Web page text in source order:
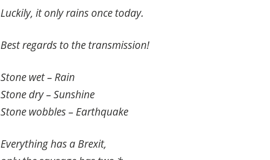
Luckily, it only rains once today.
Best regards to the transmission!
Stone wet – Rain
Stone dry – Sunshine
Stone wobbles – Earthquake
Everything has a Brexit,